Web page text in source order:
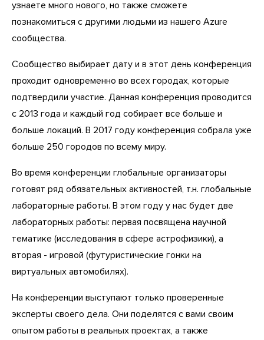
узнаете много нового, но также сможете
познакомиться с другими людьми из нашего Azure
сообщества.
Сообщество выбирает дату и в этот день конференция
проходит одновременно во всех городах, которые
подтвердили участие. Данная конференция проводится
с 2013 года и каждый год собирает все больше и
больше локаций. В 2017 году конференция собрала уже
больше 250 городов по всему миру.
Во время конференции глобальные организаторы
готовят ряд обязательных активностей, т.н. глобальные
лабораторные работы. В этом году у нас будет две
лабораторных работы: первая посвящена научной
тематике (исследования в сфере астрофизики), а
вторая - игровой (футуристические гонки на
виртуальных автомобилях).
На конференции выступают только проверенные
эксперты своего дела. Они поделятся с вами своим
опытом работы в реальных проектах, а также